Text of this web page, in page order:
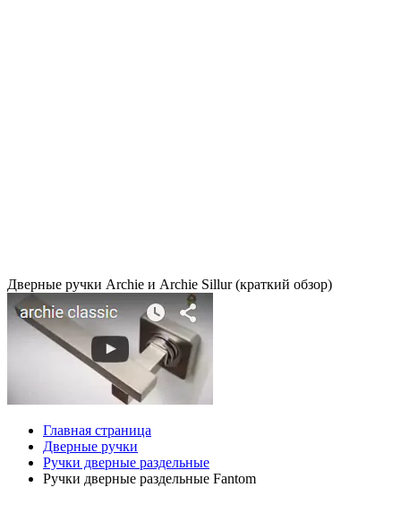
Дверные ручки Archie и Archie Sillur (краткий обзор)
Главная страница
Дверные ручки
Ручки дверные раздельные
Ручки дверные раздельные Fantom